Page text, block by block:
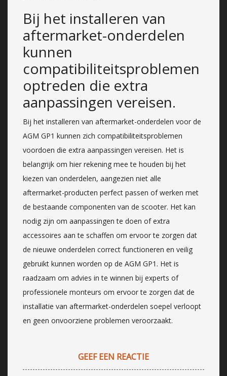
Bij het installeren van
aftermarket-onderdelen
kunnen
compatibiliteitsproblemen
optreden die extra
aanpassingen vereisen.
Bij het installeren van aftermarket-onderdelen voor de
AGM GP1 kunnen zich compatibiliteitsproblemen
voordoen die extra aanpassingen vereisen. Het is
belangrijk om hier rekening mee te houden bij het
kiezen van onderdelen, aangezien niet alle
aftermarket-producten perfect passen of werken met
de bestaande componenten van de scooter. Het kan
nodig zijn om aanpassingen te doen of extra
accessoires aan te schaffen om ervoor te zorgen dat
de nieuwe onderdelen correct functioneren en veilig
gebruikt kunnen worden op de AGM GP1. Het is
raadzaam om advies in te winnen bij experts of
professionele monteurs om ervoor te zorgen dat de
installatie van aftermarket-onderdelen soepel verloopt
en geen onvoorziene problemen veroorzaakt.
GEEF EEN REACTIE